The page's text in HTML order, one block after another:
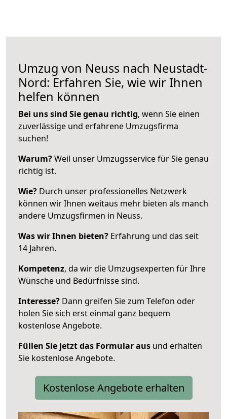
Umzug von Neuss nach Neustadt-
Nord: Erfahren Sie, wie wir Ihnen
helfen können
Bei uns sind Sie genau richtig, wenn Sie einen
zuverlässige und erfahrene Umzugsfirma
suchen!
Warum?Weil unser Umzugsservice für Sie genau
richtig ist.
Wie? Durch unser professionelles Netzwerk
können wir Ihnen weitaus mehr bieten als manch
andere Umzugsfirmen in Neuss.
Was wir Ihnen bieten? Erfahrung und das seit
14 Jahren.
Kompetenz, da wir die Umzugsexperten für Ihre
Wünsche und Bedürfnisse sind.
Interesse? Dann greifen Sie zum Telefon oder
holen Sie sich erst einmal ganz bequem
kostenlose Angebote.
Füllen Sie jetzt das Formular aus und erhalten
Sie kostenlose Angebote.
Kostenlose Angebote erhalten